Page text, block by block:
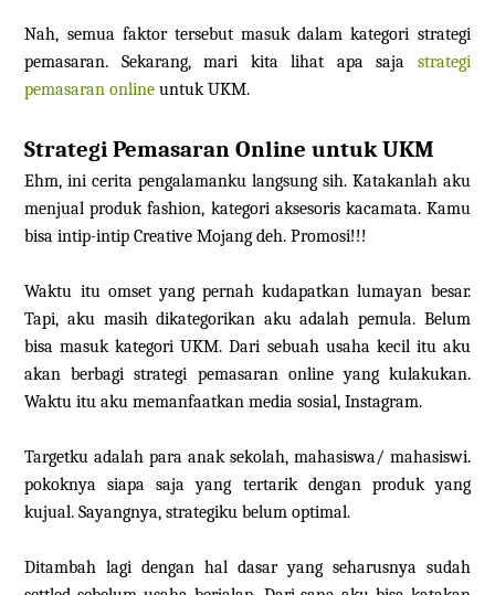
Nah, semua faktor tersebut masuk dalam kategori strategi
pemasaran. Sekarang, mari kita lihat apa saja strategi
pemasaran online untuk UKM.
Strategi Pemasaran Online untuk UKM
Ehm, ini cerita pengalamanku langsung sih. Katakanlah aku
menjual produk fashion, kategori aksesoris kacamata. Kamu
bisa intip-intip Creative Mojang deh. Promosi!!!
Waktu itu omset yang pernah kudapatkan lumayan besar.
Tapi, aku masih dikategorikan aku adalah pemula. Belum
bisa masuk kategori UKM. Dari sebuah usaha kecil itu aku
akan berbagi strategi pemasaran online yang kulakukan.
Waktu itu aku memanfaatkan media sosial, Instagram.
Targetku adalah para anak sekolah, mahasiswa/ mahasiswi.
pokoknya siapa saja yang tertarik dengan produk yang
kujual. Sayangnya, strategiku belum optimal.
Ditambah lagi dengan hal dasar yang seharusnya sudah